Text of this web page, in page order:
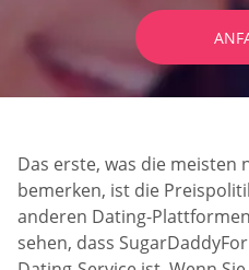
Das erste, was die meisten
bemerken, ist die
anderen Dating-
sehen, dass